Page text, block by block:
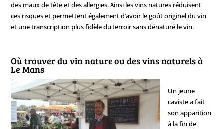
des maux de tête et des allergies. Ainsi les vins natures réduisent
ces risques et permettent également d’avoir le goût originel du vin
et une transcription plus fidèle du terroir sans dénaturé le vin.
Où trouver du vin nature ou des vins naturels à
Le Mans
Un jeune
caviste a fait
son apparition
à la fin de